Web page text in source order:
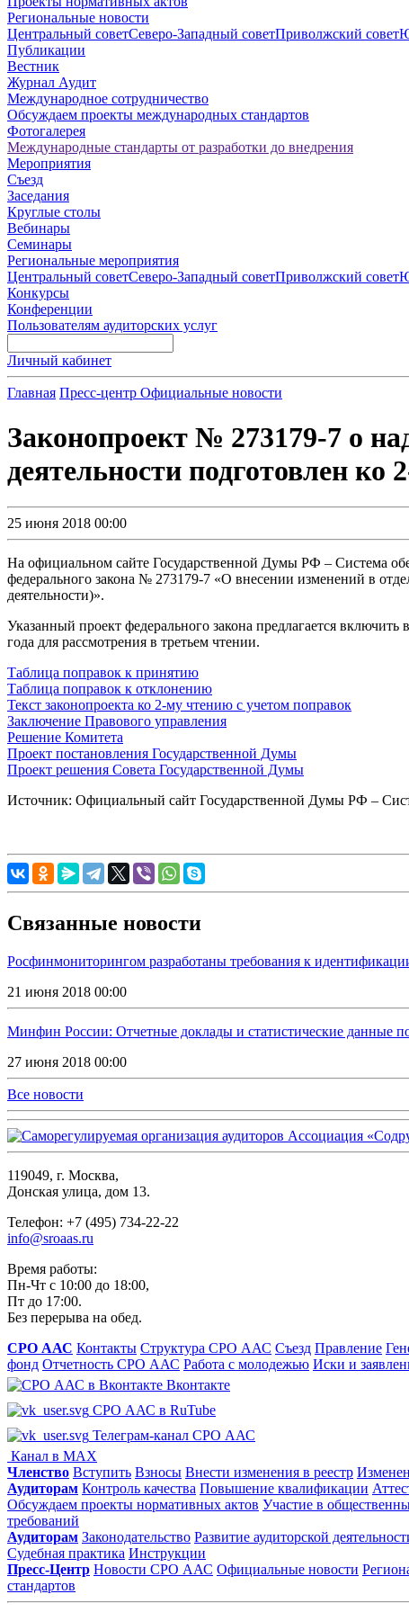
Региональные новости
Центральный советСеверо-Западный советПриволжский совет
Публикации
Вестник
Журнал Аудит
Международное сотрудничество
Обсуждаем проекты международных стандартов
Фотогалерея
Международные стандарты от разработки до внедрения
Мероприятия
Съезд
Заседания
Круглые столы
Вебинары
Семинары
Региональные мероприятия
Центральный советСеверо-Западный советПриволжский совет
Конкурсы
Конференции
Пользователям аудиторских услуг
Личный кабинет
Главная Пресс-центр Официальные новости
Законопроект № 273179-7 о
деятельности подготовлен ко
25 июня 2018 00:00
На официальном сайте Государственной Думы РФ – Система
федерального закона № 273179-7 «О внесении изменений в
деятельности)».
Указанный проект федерального закона предлагается
года для рассмотрения в третьем чтении.
Таблица поправок к принятию
Таблица поправок к отклонению
Текст законопроекта ко 2-му чтению с учетом поправок
Заключение Правового управления
Решение Комитета
Проект постановления Государственной Думы
Проект решения Совета Государственной Думы
Источник: Официальный сайт Государственной Думы РФ –
Связанные новости
Росфинмониторингом разработаны требования к
21 июня 2018 00:00
Минфин России: Отчетные доклады и статистические данные по
27 июня 2018 00:00
Все новости
119049, г. Москва,
Донская улица, дом 13.
Телефон: +7 (495) 734-22-22
info@sroaas.ru
Время работы:
Пн-Чт с 10:00 до 18:00,
Пт до 17:00.
Без перерыва на обед.
СРО ААС Контакты Структура СРО ААС Съезд Правление
фонд Отчетность СРО ААС Работа с молодежью Иски и
Вконтакте
СРО ААС в RuTube
Телеграм-канал СРО ААС
Канал в MAX
Членство Вступить Взносы Внести изменения в реестр
Аудиторам Контроль качества Повышение квалификации
Обсуждаем проекты нормативных актов Участие в
требований
Аудиторам Законодательство Развитие аудиторской
Судебная практика Инструкции
Пресс-Центр Новости СРО ААС Официальные новости
стандартов